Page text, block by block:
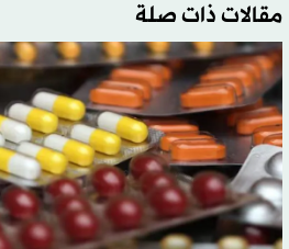
مقالات ذات صلة